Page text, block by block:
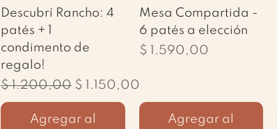
Vista rápida
Descubrí Rancho: 4
patés + 1
condimento de
regalo!
Precio
$ 1.200,00 Precio de oferta
$ 1.150,00
Agregar al
Vista rápida
Mesa Compartida -
6 patés a elección
Precio
$ 1.590,00
Agregar al